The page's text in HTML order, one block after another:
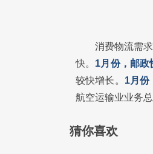
消费物流需
快。 1月份，邮政
较快增长。 1月份
航空运输业业务
猜你喜欢